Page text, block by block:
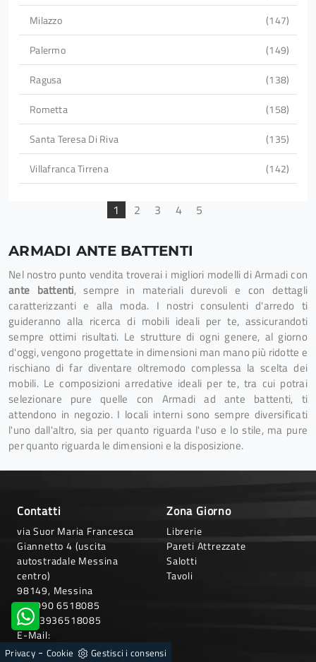
Milazzo
147
Palermo
149
Ragusa
138
Rometta
158
Santa Teresa Di Riva
135
Villafranca Tirrena
142
1 2 3 4 5
ARMADI ANTE BATTENTI
Nel nostro punto vendita troverai i migliori modelli di Armadi con
ante battenti, sempre in materiali durevoli e con dettagli
caratterizzanti e alla moda. I nostri consulenti d'arredo ti
guideranno alla ricerca di mobili ideali per te, assicurandoti
sempre ottimi risultati. Le strutture di ogni genere, al giorno
d'oggi, vengono progettate in dimensioni man mano più ridotte e
rischiano di far diventare oltremodo complessa la scelta dei
mobili. Le composizioni arredative ideali per te, tra cui potrai
selezionare pure quelle con Armadi ad ante battenti, ti
attendono in negozio. I locali interni sono sempre diversificati
l'uno dall'altro, sia per quanto riguarda l'uso e lo stile, ma pure
per quanto riguarda le dimensioni e la disposizione.
Contatti
via Suor Maria Francesca
Giannetto 4 (uscita
autostradale Messina
centro)
98149, Messina
Tel:090 6518085
Cell: 3936518085
E-Mail:
grarredamenti.info@gmail.com
Zona Giorno
Librerie
Pareti Attrezzate
Salotti
Tavoli
Privacy- Cookie Gestisci i consensi